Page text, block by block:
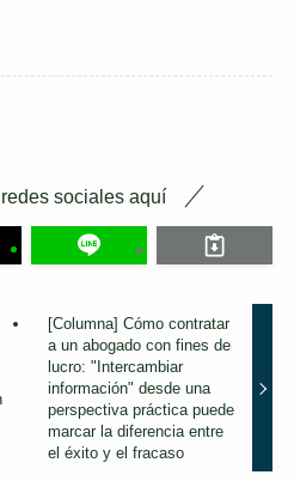
sociales aquí
[Columna] Cómo contratar
a un abogado con fines de
lucro: "Intercambiar
información" desde una
perspectiva práctica puede
marcar la diferencia entre
el éxito y el fracaso